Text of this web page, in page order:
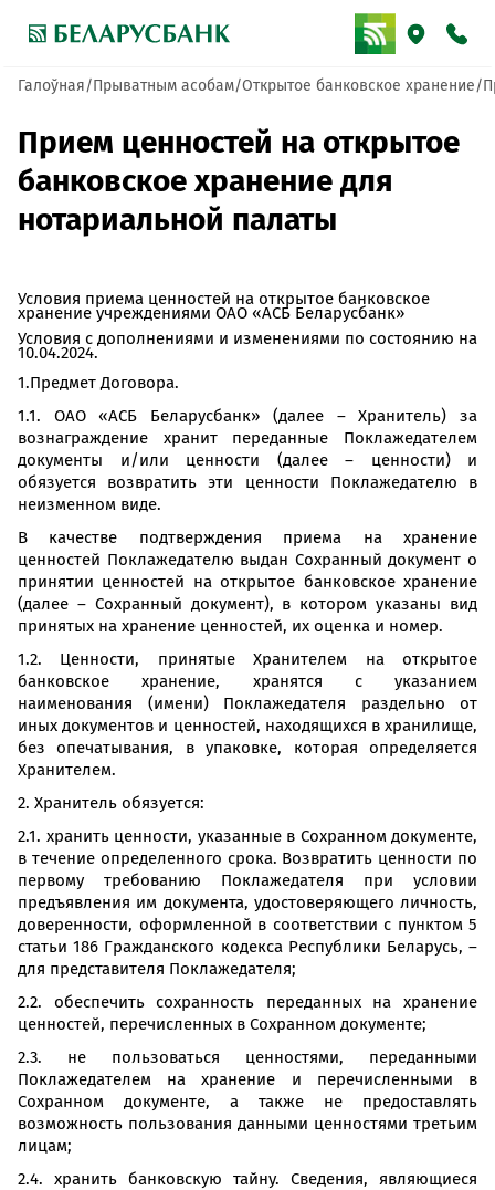
Галоўная Прыватным асобам Открытое банковское хранение
Прием ценностей на открытое
банковское хранение для
нотариальной палаты
Условия приема ценностей на открытое банковское
хранение учреждениями ОАО «АСБ Беларусбанк»
Условия с дополнениями и изменениями по состоянию на
10.04.2024.
1.Предмет Договора.
1.1. ОАО «АСБ Беларусбанк» (далее – Хранитель) за
вознаграждение хранит переданные Поклажедателем
документы и/или ценности (далее – ценности) и
обязуется возвратить эти ценности Поклажедателю в
неизменном виде.
В качестве подтверждения приема на хранение
ценностей Поклажедателю выдан Сохранный документ о
принятии ценностей на открытое банковское хранение
(далее – Сохранный документ), в котором указаны вид
принятых на хранение ценностей, их оценка и номер.
1.2. Ценности, принятые Хранителем на открытое
банковское хранение, хранятся с указанием
наименования (имени) Поклажедателя раздельно от
иных документов и ценностей, находящихся в хранилище,
без опечатывания, в упаковке, которая определяется
Хранителем.
2. Хранитель обязуется:
2.1. хранить ценности, указанные в Сохранном документе,
в течение определенного срока. Возвратить ценности по
первому требованию Поклажедателя при условии
предъявления им документа, удостоверяющего личность,
доверенности, оформленной в соответствии с пунктом 5
статьи 186 Гражданского кодекса Республики Беларусь, –
для представителя Поклажедателя;
2.2. обеспечить сохранность переданных на хранение
ценностей, перечисленных в Сохранном документе;
2.3. не пользоваться ценностями, переданными
Поклажедателем на хранение и перечисленными в
Сохранном документе, а также не предоставлять
возможность пользования данными ценностями третьим
лицам;
2.4. хранить банковскую тайну. Сведения, являющиеся